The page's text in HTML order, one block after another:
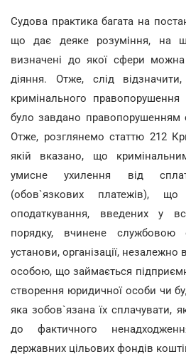
Судова практика багата на
що дає деяке розуміння, на
визначені до якої сфери
діяння. Отже, слід
кримінального
було завдано правопорушенням
Отже, розглянемо статтю 212
якій вказано, що
умисне ухилення від
(обов`язкових платежів),
оподаткування, введених у
порядку, вчинене службовою
установи, організації,
особою, що займається
створення юридичної особи чи
яка зобов`язана їх сплачувати,
до фактичного
державних цільових фондів